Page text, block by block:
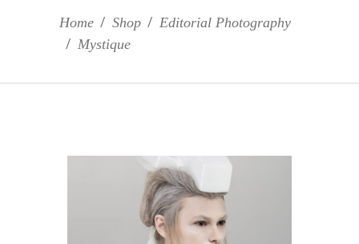
Home / Shop / Editorial Photography
/ Mystique